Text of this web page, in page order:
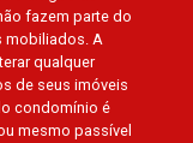
fazem parte do
mobiliados. A
qualquer
de seus imóveis
condomínio é
mesmo passível